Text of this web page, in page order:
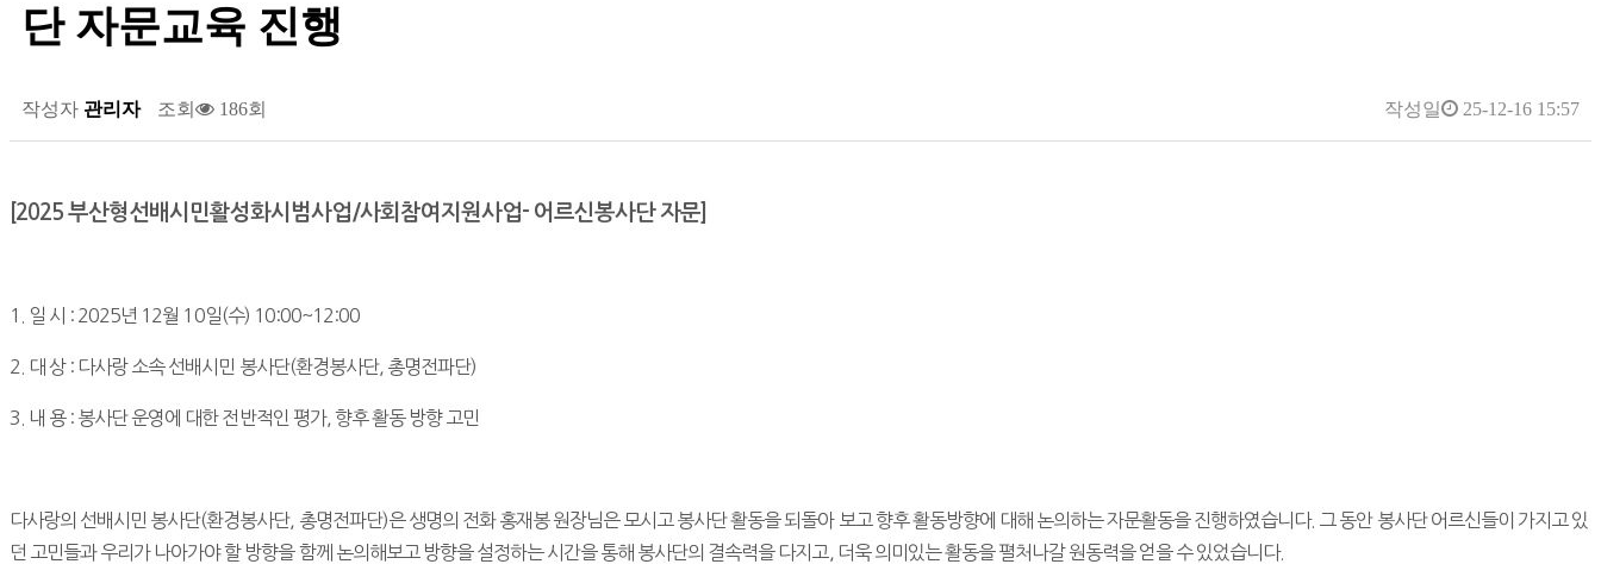
단 자문교육 진행
작성자 관리자 조회 186회 작성일 25-12-16 15:57
2025 부산형선배시민활성화시범사업/사회참여지원사업- 어르신봉사단 자문]
1. 일 시 : 2025년 12월 10일(수) 10:00~12:00
2. 대 상 : 다사랑 소속 선배시민 봉사단(환경봉사단, 총명전파단)
3. 내 용 : 봉사단 운영에 대한 전반적인 평가, 향후 활동 방향 고민
다사랑의 선배시민 봉사단(환경봉사단, 총명전파단)은 생명의 전화 홍재봉 원장님은 모시고 봉사단 활동을 되돌아 보고 향후 활동방향에 대해 논의하는 자문활동을 진행하였습니다. 그 동안 봉사단 어르신들이 가지고 있
던 고민들과 우리가 나아가야 할 방향을 함께 논의해보고 방향을 설정하는 시간을 통해 봉사단의 결속력을 다지고, 더욱 의미있는 활동을 펼처나갈 원동력을 얻을 수 있었습니다.